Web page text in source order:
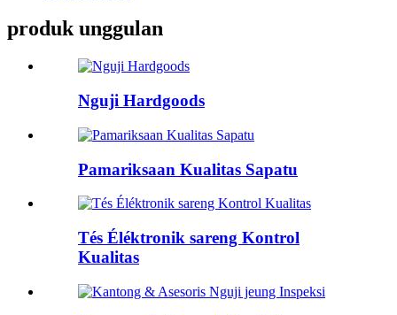
produk unggulan
Nguji Hardgoods
Pamariksaan Kualitas Sapatu
Tés Éléktronik sareng Kontrol
Kualitas